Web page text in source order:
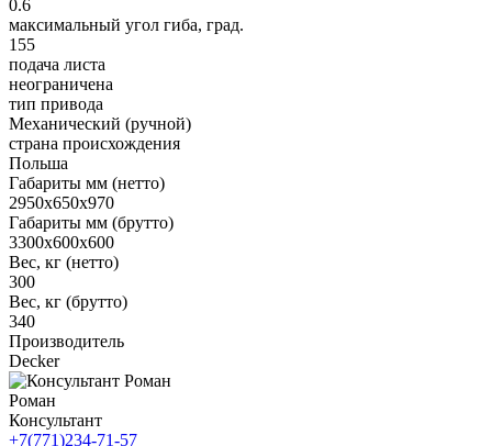
0.6
максимальный угол гиба, град.
155
подача листа
неограничена
тип привода
Механический (ручной)
страна происхождения
Польша
Габариты мм (нетто)
2950x650x970
Габариты мм (брутто)
3300х600х600
Вес, кг (нетто)
300
Вес, кг (брутто)
340
Производитель
Decker
Роман
Консультант
+7(771)234-71-57